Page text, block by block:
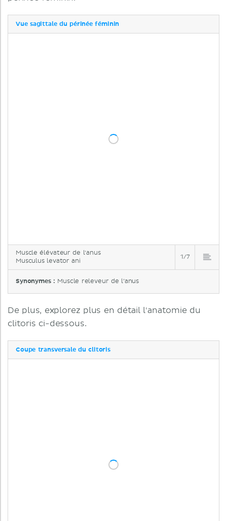
Vue sagittale du périnée féminin
Muscle élévateur de l'anus
Musculus levator ani
1/7
Synonymes : Muscle releveur de l’anus
De plus, explorez plus en détail l'anatomie du
clitoris ci-dessous.
Coupe transversale du clitoris